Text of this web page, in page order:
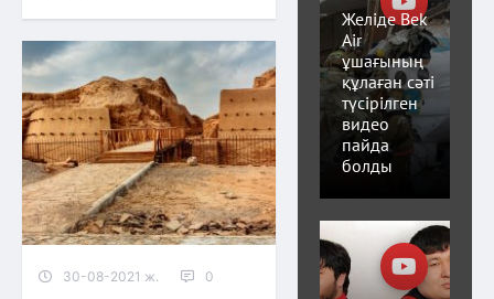
30-08-2021 ж. 0
Желіде Bek
Air
ұшағының
құлаған сәті
түсірілген
видео
пайда
болды